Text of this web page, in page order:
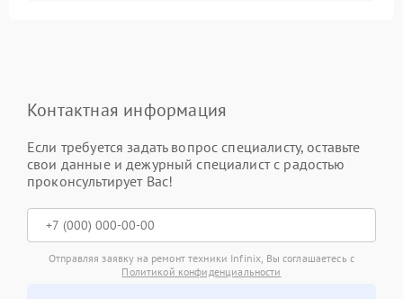
Контактная информация
Если требуется задать вопрос специалисту, оставьте
свои данные и дежурный специалист с радостью
проконсультирует Вас!
Отправляя заявку на ремонт техники Infinix, Вы соглашаетесь с
Политикой конфиденциальности